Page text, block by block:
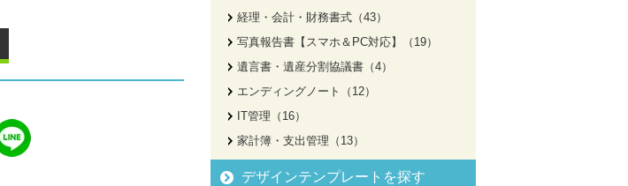
経理・会計・財務書式（43）
写真報告書【スマホ＆PC対応】（19）
遺言書・遺産分割協議書（4）
エンディングノート（12）
IT管理（16）
家計簿・支出管理（13）
デザインテンプレートを探す